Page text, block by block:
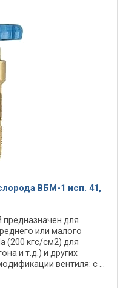
ВБМ-1 исп. 41,
для
или малого
(200 кгс/см2) для
и т.д.) и других
вентиля: с ...